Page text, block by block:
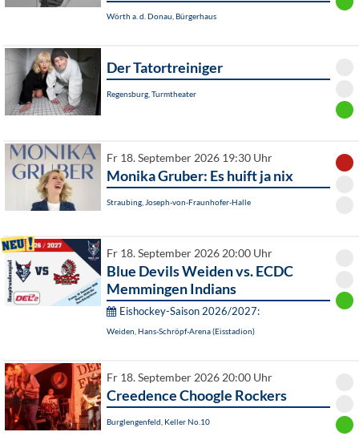
Wörth a. d. Donau, Bürgerhaus
Der Tatortreiniger
Regensburg, Turmtheater
Fr 18. September 2026 19:30 Uhr
Monika Gruber: Es huift ja nix
Straubing, Joseph-von-Fraunhofer-Halle
Fr 18. September 2026 20:00 Uhr
Blue Devils Weiden vs. ECDC
Memmingen Indians
Eishockey-Saison 2026/2027:
Weiden, Hans-Schröpf-Arena (Eisstadion)
Fr 18. September 2026 20:00 Uhr
Creedence Choogle Rockers
Burglengenfeld, Keller No.10